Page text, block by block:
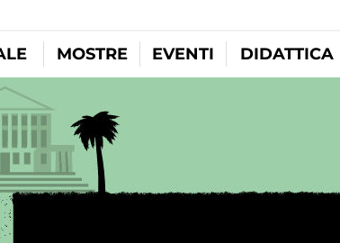
MOSTRE EVENTI DIDATTICA